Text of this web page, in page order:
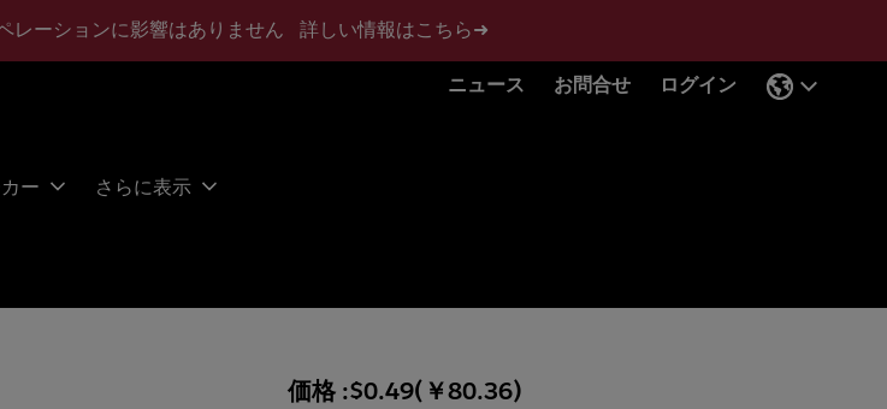
レーションに影響はありません 詳しい情報はこちら➜
ニュース お問合せ ログイン
ー さらに表示
価格 :$0.49(￥80.36)